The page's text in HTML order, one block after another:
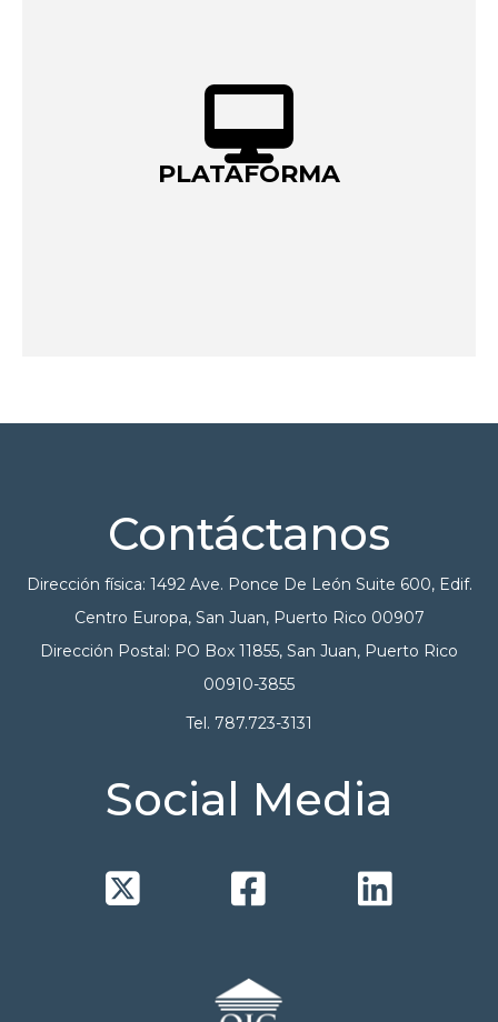
PLATAFORMA
Contáctanos
Dirección física: 1492 Ave. Ponce De León Suite 600, Edif.
Centro Europa, San Juan, Puerto Rico 00907
Dirección Postal: PO Box 11855, San Juan, Puerto Rico
00910-3855
Tel. 787.723-3131
Social Media
  